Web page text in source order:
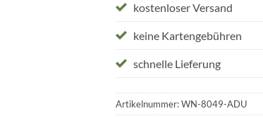
kostenloser Versand
keine Kartengebühren
schnelle Lieferung
Artikelnummer:WN-8049-ADU